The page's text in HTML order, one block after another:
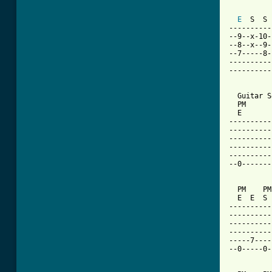
E
  S  S
--9--x-
--8--x--
--7-----
PM
E
--
PM
E  E
-----
--0-----